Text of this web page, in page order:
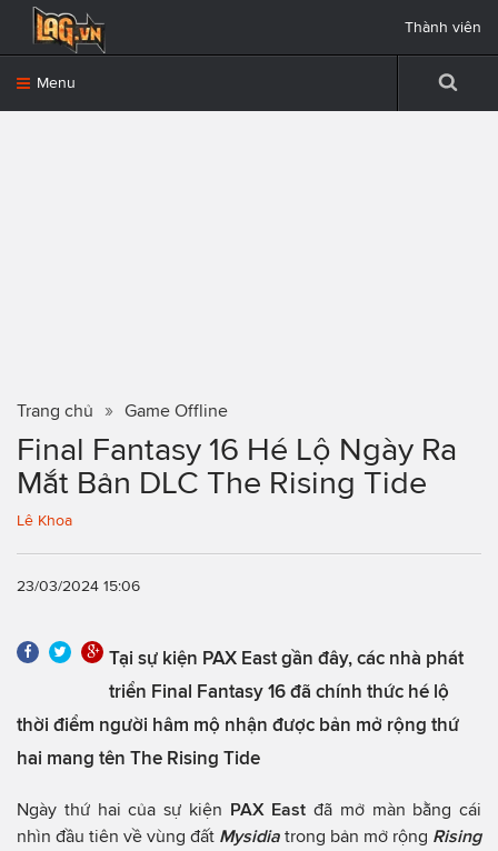
Menu
Thành viên
Trang chủ Game Offline
Final Fantasy 16 Hé Lộ Ngày Ra
Mắt Bản DLC The Rising Tide
Lê Khoa
23/03/2024 15:06
Tại sự kiện PAX East gần đây, các nhà phát
triển Final Fantasy 16 đã chính thức hé lộ
thời điểm người hâm mộ nhận được bản mở rộng thứ
hai mang tên The Rising Tide
Ngày thứ hai của sự kiện PAX East đã mở màn bằng cái
nhìn đầu tiên về vùng đất Mysidia trong bản mở rộng Rising